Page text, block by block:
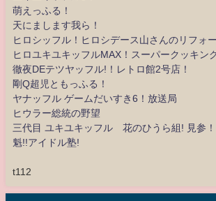
萌えっふる！
天にまします我ら！
ヒロシッフル！ヒロシデース山さんのリフォ
ヒロユキユキッフルMAX！スーパークッキン
徹夜DEテツヤッフル!！レトロ館2号店！
剛Q超児ともっふる！
ヤナッフル ゲームだいすき6！放送局
ヒウラー総統の野望
三代目 ユキユキッフル 花のひうら組! 見参！
魁!!アイドル塾!
t112